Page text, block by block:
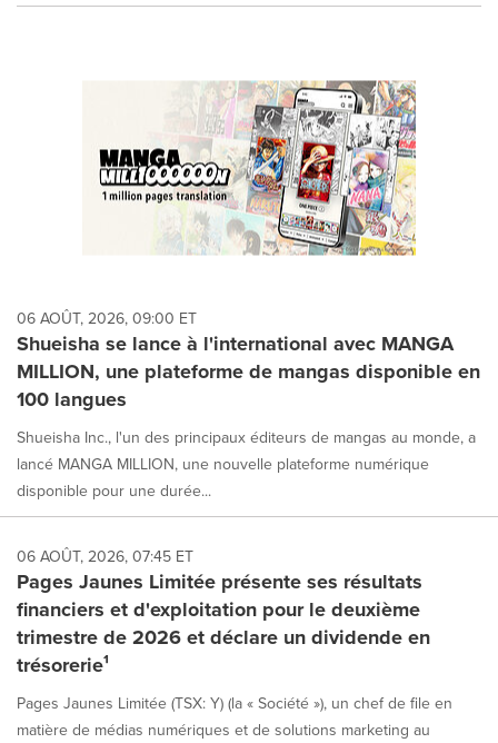
06 AOÛT, 2026, 09:00 ET
Shueisha se lance à l'international avec MANGA
MILLION, une plateforme de mangas disponible en
100 langues
Shueisha Inc., l'un des principaux éditeurs de mangas au monde, a
lancé MANGA MILLION, une nouvelle plateforme numérique
disponible pour une durée...
06 AOÛT, 2026, 07:45 ET
Pages Jaunes Limitée présente ses résultats
financiers et d'exploitation pour le deuxième
trimestre de 2026 et déclare un dividende en
trésorerie¹
Pages Jaunes Limitée (TSX: Y) (la « Société »), un chef de file en
matière de médias numériques et de solutions marketing au